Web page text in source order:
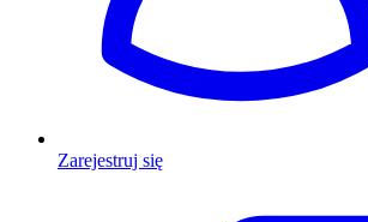
Zarejestruj się